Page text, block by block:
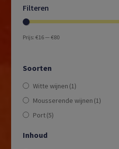
Filteren
Prijs: €16— €80
Soorten
Witte wijnen (1)
Mousserende wijnen (1)
Port(5)
Inhoud